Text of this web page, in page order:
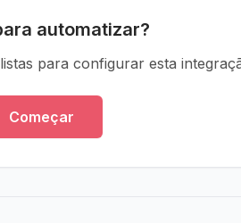
automatizar?
para configurar esta
Começar